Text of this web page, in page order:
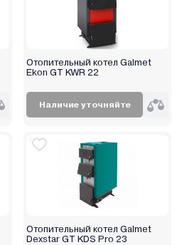
Отопительный котел Galmet
Ekon GT KWR 22
Наличие уточняйте
Отопительный котел Galmet
Dexstar GT KDS Pro 23